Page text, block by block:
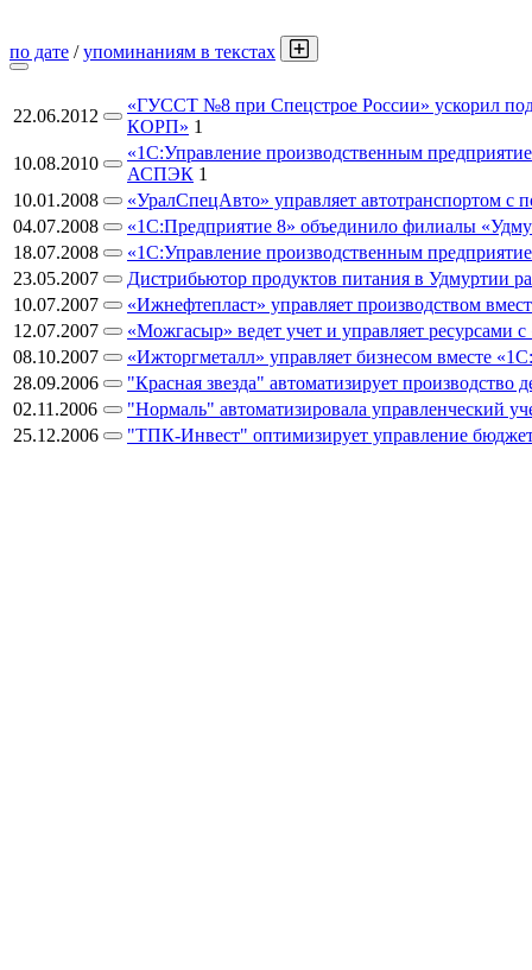
по дате /упоминаниям в текстах
22.06.2012
«ГУССТ №8 при Спецстрое России» ускорил
КОРП» 1
10.08.2010
«1С:Управление производственным
АСПЭК 1
10.01.2008
«УралСпецАвто» управляет автотранспортом
04.07.2008
«1С:Предприятие 8» объединило филиалы
18.07.2008
«1С:Управление производственным
23.05.2007
Дистрибьютор продуктов питания в Удмуртии
10.07.2007
«Ижнефтепласт» управляет производством
12.07.2007
«Можгасыр» ведет учет и управляет ресурсами
08.10.2007
«Ижторгметалл» управляет бизнесом вместе
28.09.2006
"Красная звезда" автоматизирует производство
02.11.2006
"Нормаль" автоматизировала управленческий
25.12.2006
"ТПК-Инвест" оптимизирует управление